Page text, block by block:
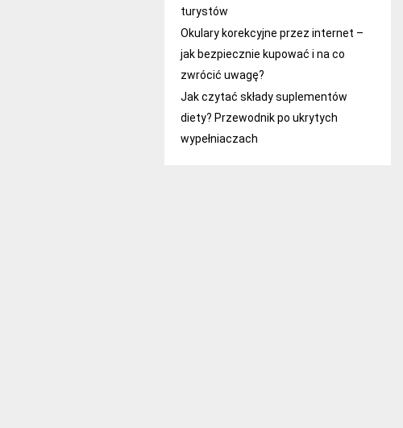
turystów
Okulary korekcyjne przez internet –
jak bezpiecznie kupować i na co
zwrócić uwagę?
Jak czytać składy suplementów
diety? Przewodnik po ukrytych
wypełniaczach